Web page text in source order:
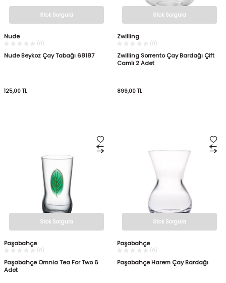
Stok Sorgula
Nude
(0)
Nude Beykoz Çay Tabağı 68187
125,00 TL
Stok Sorgula
Zwilling
(0)
Zwilling Sorrento Çay Bardağı Çift
Camlı 2 Adet
899,00 TL
Stok Sorgula
Paşabahçe
(0)
Paşabahçe Omnia Tea For Two 6
Adet
Stok Sorgula
Paşabahçe
(0)
Paşabahçe Harem Çay Bardağı